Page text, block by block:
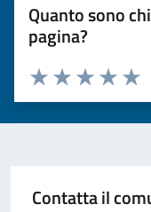
Quanto sono
pagina?
Valuta da 1 a 5 stelle la
Valuta
Valuta 3
Valuta 2 stelle
Valuta 1 stelle su 5
Contatta il